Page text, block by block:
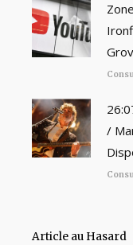
/
Article au Hasard